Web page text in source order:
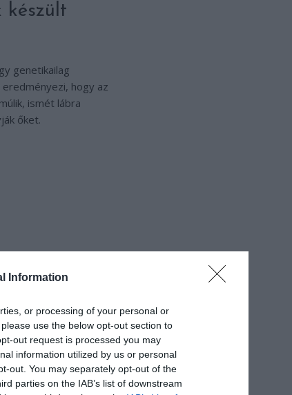
Information
or processing of your personal or
use the below opt-out section to
out request is processed you may
information utilized by us or personal
out. You may separately opt-out of the
parties on the IAB’s list of downstream
készült
genetikailag
hogy az
ismét lábra
őket.
Vagyis nem